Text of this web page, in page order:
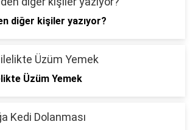
diğer kişiler yazıyor?
Üzüm Yemek